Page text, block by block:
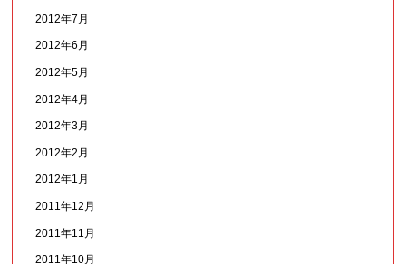
2012年7月
2012年6月
2012年5月
2012年4月
2012年3月
2012年2月
2012年1月
2011年12月
2011年11月
2011年10月